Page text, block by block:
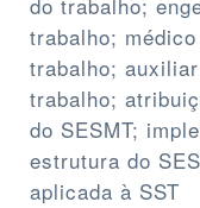
trabalho;
trabalho;
trabalho;
do SESMT;
estrutura do
aplicada à SST